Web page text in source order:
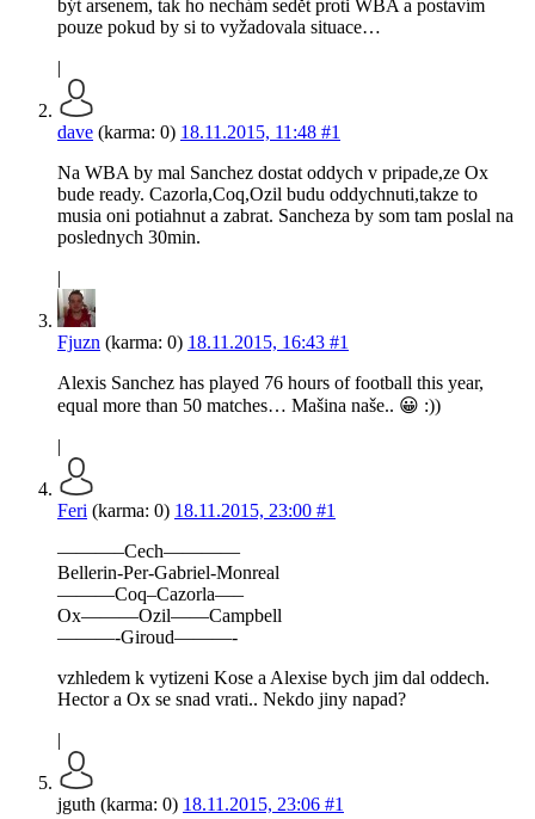
být arsenem, tak ho nechám sedět proti WBA a postavím
pouze pokud by si to vyžadovala situace…
|
dave (karma: 0) 18.11.2015, 11:48 #1
Na WBA by mal Sanchez dostat oddych v pripade,ze Ox
bude ready. Cazorla,Coq,Ozil budu oddychnuti,takze to
musia oni potiahnut a zabrat. Sancheza by som tam poslal na
poslednych 30min.
|
Fjuzn (karma: 0) 18.11.2015, 16:43 #1
Alexis Sanchez has played 76 hours of football this year,
equal more than 50 matches… Mašina naše.. 😀 :))
|
Feri (karma: 0) 18.11.2015, 23:00 #1
———–Cech————
Bellerin-Per-Gabriel-Monreal
———Coq–Cazorla—–
Ox———Ozil——Campbell
———-Giroud———-
vzhledem k vytizeni Kose a Alexise bych jim dal oddech.
Hector a Ox se snad vrati.. Nekdo jiny napad?
|
jguth (karma: 0) 18.11.2015, 23:06 #1